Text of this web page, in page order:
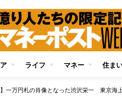
ライフ マネー 住ま